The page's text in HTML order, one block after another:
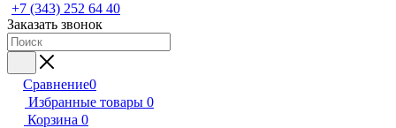
+7 (343) 252 64 40
Заказать звонок
Сравнение0
Избранные товары 0
Корзина 0